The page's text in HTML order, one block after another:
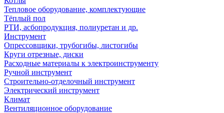
Тепловое оборудование, комплектующие
Тёплый пол
РТИ, асбопродукция, полиуретан и др.
Инструмент
Опрессовщики, трубогибы, листогибы
Круги отрезные, диски
Расходные материалы к электроинструменту
Ручной инструмент
Строительно-отделочный инструмент
Электрический инструмент
Климат
Вентиляционное оборудование